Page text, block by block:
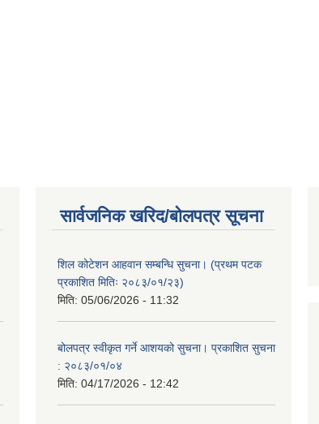
सार्वजनिक खरिद/बोलपत्र सूचना
शिल कोटेशन आहवान सम्बन्धि सुचना। (प्रथम पटक
प्रकाशित मितिः २०८३/०१/२३)
मिति: 05/06/2026 - 11:32
बोलपत्र स्वीकृत गर्ने आशयको सुचना। प्रकाशित सुचना
: २०८३/०१/०४
मिति: 04/17/2026 - 12:42